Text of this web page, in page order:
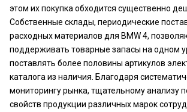
этом их покупка обходится существенно
Собственные склады, периодические
расходных материалов для BMW 4,
поддерживать товарные запасы на одном
поставлять более половины артикулов
каталога из наличия. Благодаря
мониторингу рынка, тщательному анализу
свойств продукции различных марок